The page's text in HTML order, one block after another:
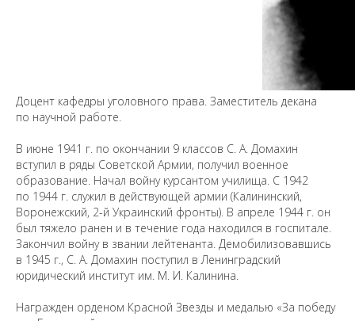
Доцент кафедры уголовного права. Заместитель декана
по научной работе.
В июне 1941 г. по окончании 9 классов С. А. Домахин
вступил в ряды Советской Армии, получил военное
образование. Начал войну курсантом училища. С 1942
по 1944 г. служил в действующей армии (Калининский,
Воронежский, 2-й Украинский фронты). В апреле 1944 г. он
был тяжело ранен и в течение года находился в госпитале.
Закончил войну в звании лейтенанта. Демобилизовавшись
в 1945 г., С. А. Домахин поступил в Ленинградский
юридический институт им. М. И. Калинина.
Награжден орденом Красной Звезды и медалью «За победу
Предложить
дополнения к материалу
Уважаемые универсанты и гости! Если
вы заметили неточность в опубликованных
сведениях, пожалуйста, сообщите об этом
на электронный адресpro@spbu.ru